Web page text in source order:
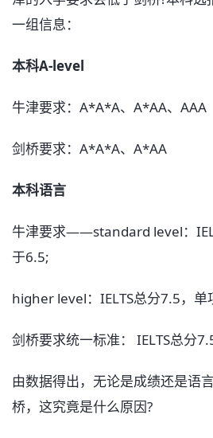
一组信息：
本科A-level
牛津要求：A*A*A、A*AA、AAA
剑桥要求：A*A*A、A*AA
本科语言
牛津要求——standard level：
于6.5;
higher level：IELTS总分7.5，单
剑桥要求统一标准： IELTS总分
由数据得出，无论是成绩还是语
桥，这究竟是什么原因?